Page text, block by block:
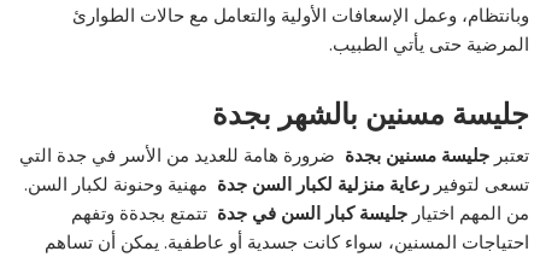
وبانتظام، وعمل الإسعافات الأولية والتعامل مع حالات الطوارئ
المرضية حتى يأتي الطبيب.
جليسة مسنين بالشهر بجدة
تعتبرجليسة مسنين بجدة ضرورة هامة للعديد من الأسر في جدة التي
تسعى لتوفيررعاية منزلية لكبار السن جدة مهنية وحنونة لكبار السن.
من المهم اختيارجليسة كبار السن في جدة تتمتع بجدةة وتفهم
احتياجات المسنين، سواء كانت جسدية أو عاطفية. يمكن أن تساهم